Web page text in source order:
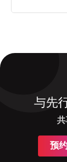
与先
预